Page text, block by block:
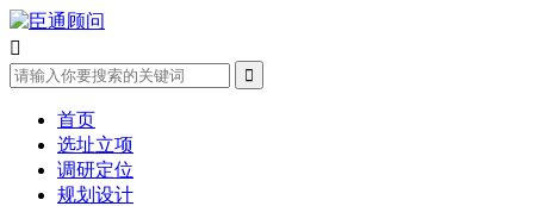


首页
选址立项
调研定位
规划设计